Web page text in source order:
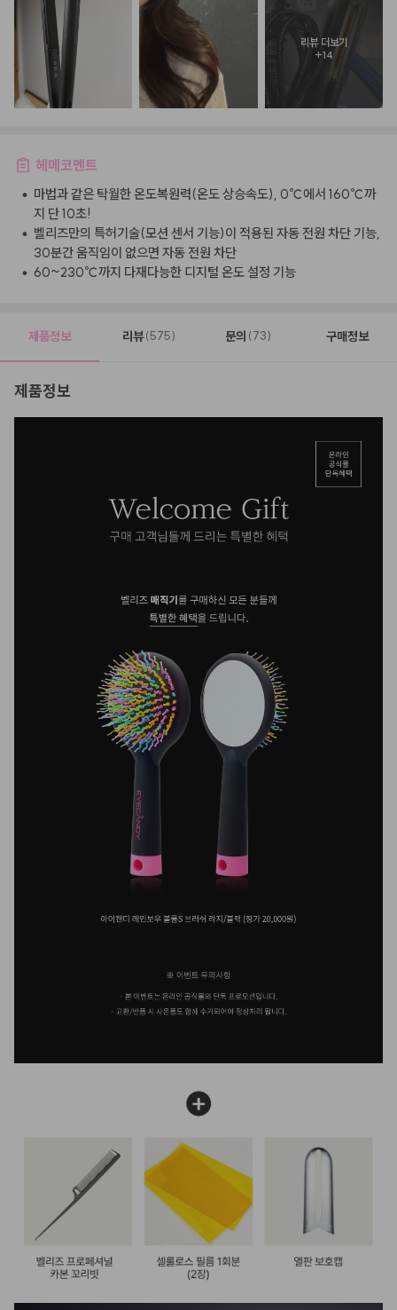
리뷰 더보기
+14
헤메코멘트
• 마법과 같은 탁월한 온도복원력(온도 상승속도), 0℃에서 160℃까
지 단 10초!
• 벨리즈만의 특허기술(모션 센서 기능)이 적용된 자동 전원 차단 기능,
30분간 움직임이 없으면 자동 전원 차단
• 60~230℃까지 다재다능한 디지털 온도 설정 기능
제품정보 리뷰(575) 문의 (73) 구매정보
제품정보